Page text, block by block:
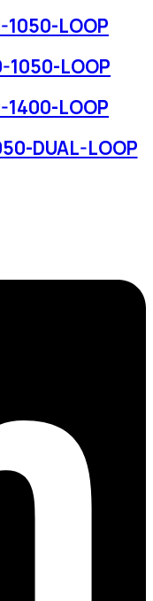
1050-LOOP
1050-LOOP
1400-LOOP
DUAL-LOOP